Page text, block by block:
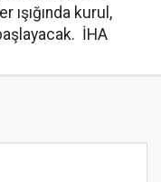
ışığında kurul,
İHA